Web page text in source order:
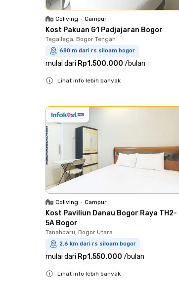
Coliving • Campur
Kost Pakuan G1 Padjajaran Bogor
Tegallega, Bogor Tengah
680 m dari rs siloam bogor
mulai dari Rp1.500.000 /bulan
Lihat info lebih banyak
Coliving • Campur
Kost Paviliun Danau Bogor Raya TH2-
5A Bogor
Tanahbaru, Bogor Utara
2.6 km dari rs siloam bogor
mulai dari Rp1.550.000 /bulan
Lihat info lebih banyak